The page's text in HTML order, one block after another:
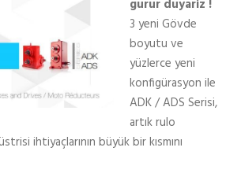
gurur duyariz !
3 yeni Gövde
boyutu ve
yüzlerce yeni
konfigürasyon ile
ADK / ADS Serisi,
artık rulo
ihtiyaçlarının büyük bir kısmını